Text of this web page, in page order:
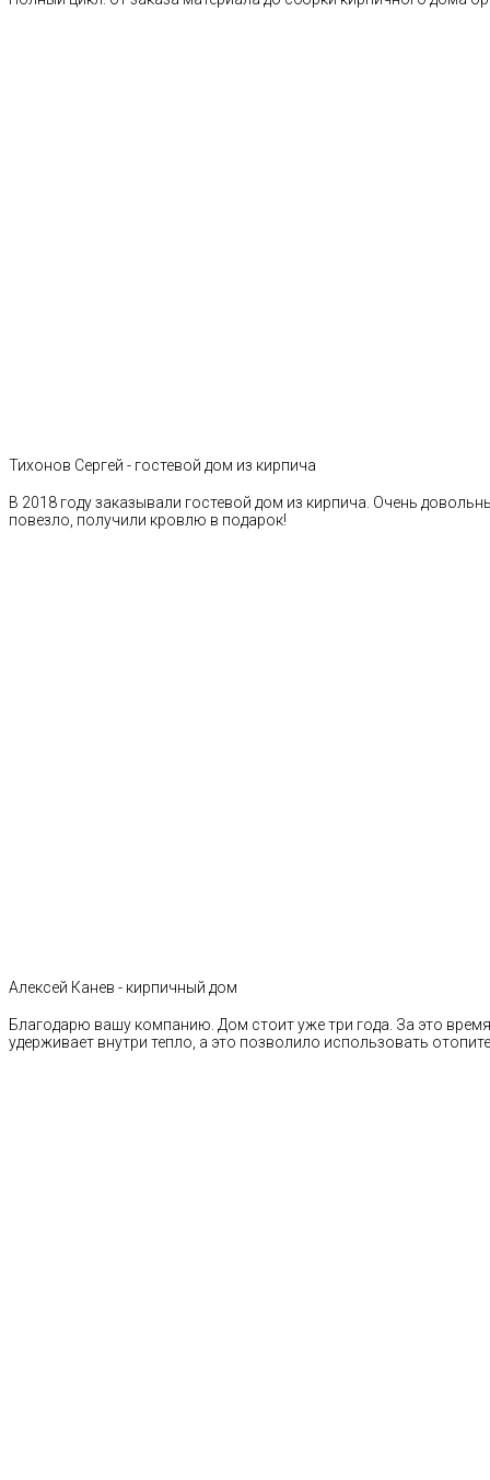
Тихонов Сергей - гостевой дом из кирпича
В 2018 году заказывали гостевой дом из кирпича. Очень
повезло, получили кровлю в подарок!
Алексей Канев - кирпичный дом
Благодарю вашу компанию. Дом стоит уже три года. За это
удерживает внутри тепло, а это позволило использовать